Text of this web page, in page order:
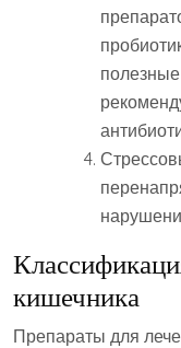
кишечника
Препараты для